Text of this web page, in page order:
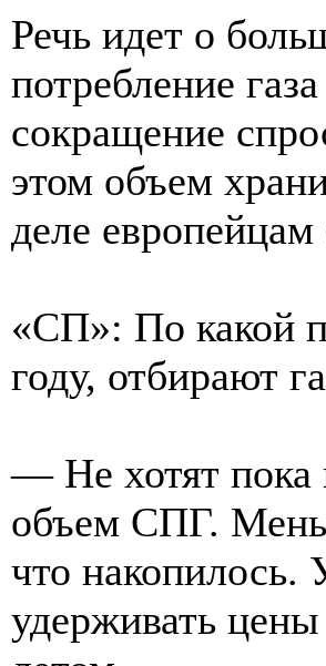
Речь идет о
потребление
сокращение
этом объем
деле
«СП»: По какой
году, отбирают
— Не хотят пока
объем СПГ.
что накопилось.
удерживать